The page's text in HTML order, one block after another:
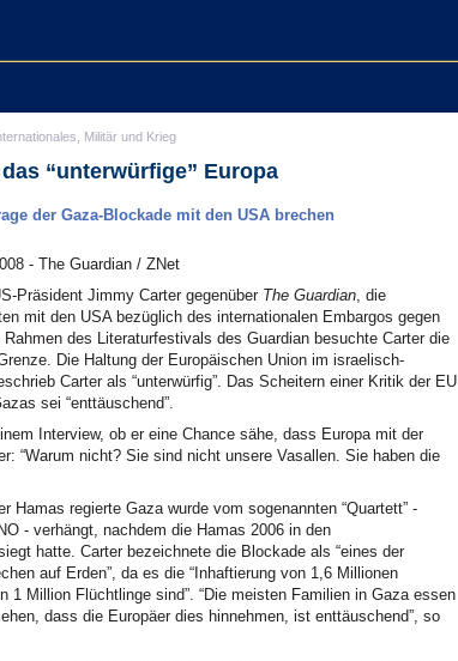
Militär und Krieg
“unterwürfige” Europa
der Gaza-Blockade mit den USA brechen
- The Guardian / ZNet
Präsident Jimmy Carter gegenüber The Guardian, die
mit den USA bezüglich des internationalen Embargos gegen
des Literaturfestivals des Guardian besuchte Carter die
Die Haltung der Europäischen Union im israelisch-
Carter als “unterwürfig”. Das Scheitern einer Kritik der EU
sei “enttäuschend”.
Interview, ob er eine Chance sähe, dass Europa mit der
“Warum nicht? Sie sind nicht unsere Vasallen. Sie haben die
Hamas regierte Gaza wurde vom sogenannten “Quartett” -
- verhängt, nachdem die Hamas 2006 in den
hatte. Carter bezeichnete die Blockade als “eines der
auf Erden”, da es die “Inhaftierung von 1,6 Millionen
1 Million Flüchtlinge sind”. “Die meisten Familien in Gaza essen
dass die Europäer dies hinnehmen, ist enttäuschend”, so